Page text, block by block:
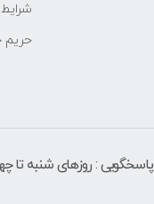
پاسخگویی : روزهای شنبه تا چهارشنبه